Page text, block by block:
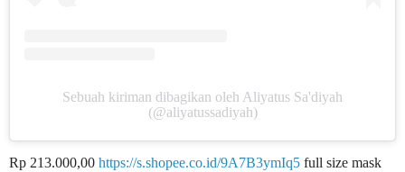
Sebuah kiriman dibagikan oleh Aliyatus Sa'diyah
(@aliyatussadiyah)
Rp 213.000,00 https://s.shopee.co.id/9A7B3ymIq5 full size mask